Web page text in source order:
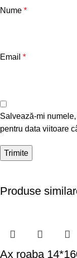
Nume *
Email *
Salvează-mi
pentru data viitoare
Produse
Ax roaba